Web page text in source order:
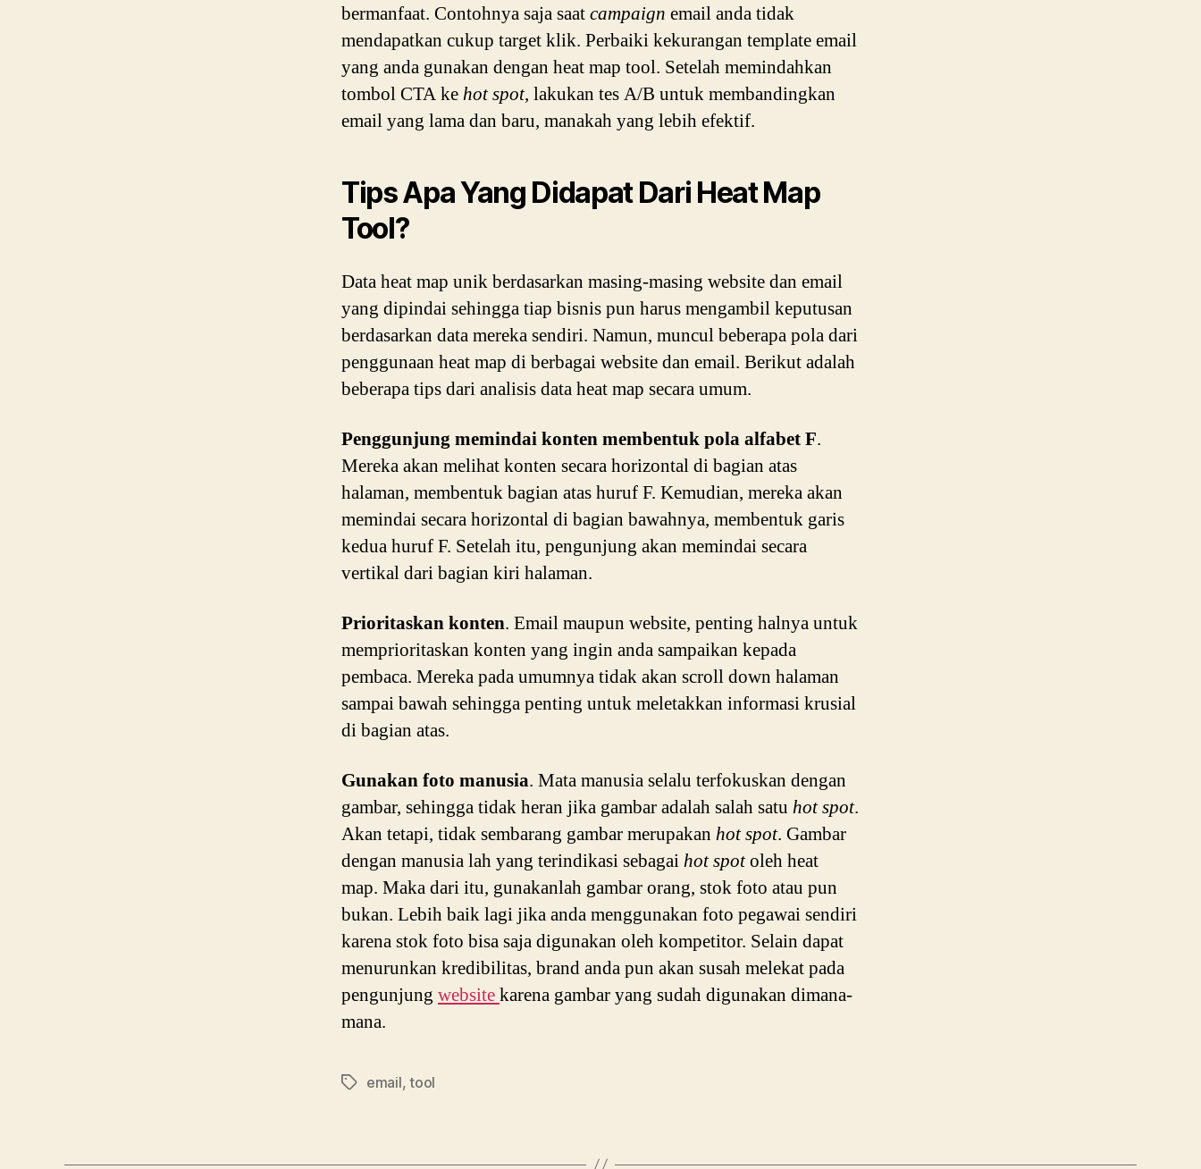
bermanfaat. Contohnya saja saatcampaign email anda tidak
mendapatkan cukup target klik. Perbaiki kekurangan template email
yang anda gunakan dengan heat map tool. Setelah memindahkan
tombol CTA kehot spot, lakukan tes A/B untuk membandingkan
email yang lama dan baru, manakah yang lebih efektif.
Tips Apa Yang Didapat Dari Heat Map
Tool?
Data heat map unik berdasarkan masing-masing website dan email
yang dipindai sehingga tiap bisnis pun harus mengambil keputusan
berdasarkan data mereka sendiri. Namun, muncul beberapa pola dari
penggunaan heat map di berbagai website dan email. Berikut adalah
beberapa tips dari analisis data heat map secara umum.
Penggunjung memindai konten membentuk pola alfabet F.
Mereka akan melihat konten secara horizontal di bagian atas
halaman, membentuk bagian atas huruf F. Kemudian, mereka akan
memindai secara horizontal di bagian bawahnya, membentuk garis
kedua huruf F. Setelah itu, pengunjung akan memindai secara
vertikal dari bagian kiri halaman.
Prioritaskan konten. Email maupun website, penting halnya untuk
memprioritaskan konten yang ingin anda sampaikan kepada
pembaca. Mereka pada umumnya tidak akan scroll down halaman
sampai bawah sehingga penting untuk meletakkan informasi krusial
di bagian atas.
Gunakan foto manusia. Mata manusia selalu terfokuskan dengan
gambar, sehingga tidak heran jika gambar adalah salah satu hot spot.
Akan tetapi, tidak sembarang gambar merupakan hot spot. Gambar
dengan manusia lah yang terindikasi sebagaihot spotoleh heat
map. Maka dari itu, gunakanlah gambar orang, stok foto atau pun
bukan. Lebih baik lagi jika anda menggunakan foto pegawai sendiri
karena stok foto bisa saja digunakan oleh kompetitor. Selain dapat
menurunkan kredibilitas, brand anda pun akan susah melekat pada
pengunjung websitekarena gambar yang sudah digunakan dimana-
mana.
email,tool